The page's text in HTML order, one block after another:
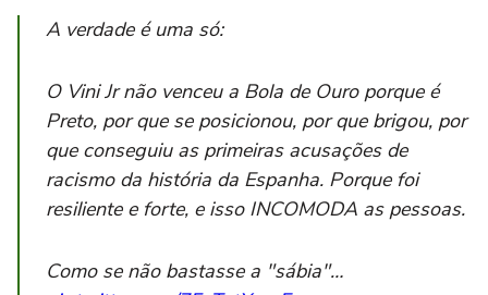
A verdade é uma só:
O Vini Jr não venceu a Bola de Ouro porque é
Preto, por que se posicionou, por que brigou, por
que conseguiu as primeiras acusações de
racismo da história da Espanha. Porque foi
resiliente e forte, e isso INCOMODA as pessoas.
Como se não bastasse a "sábia"…